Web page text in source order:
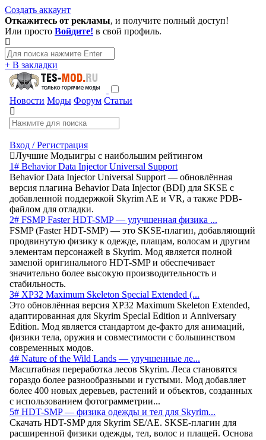
Создать аккаунт
Откажитесь от рекламы, и получите полный доступ!
Или просто Войдите! в свой профиль.
+ В закладки
Новости Моды Форум Статьи
Вход / Регистрация
Лучшие Модыигры с наибольшим рейтингом
1# Behavior Data Injector Universal Support
Behavior Data Injector Universal Support — обновлённая
версия плагина Behavior Data Injector (BDI) для SKSE с
добавленной поддержкой Skyrim AE и VR, а также PDB-
файлом для отладки.
2# FSMP Faster HDT-SMP — улучшенная физика ...
FSMP (Faster HDT-SMP) — это SKSE-плагин, добавляющий
продвинутую физику к одежде, плащам, волосам и другим
элементам персонажей в Skyrim. Мод является полной
заменой оригинального HDT-SMP и обеспечивает
значительно более высокую производительность и
стабильность.
3# XP32 Maximum Skeleton Special Extended (...
Это обновлённая версия XP32 Maximum Skeleton Extended,
адаптированная для Skyrim Special Edition и Anniversary
Edition. Мод является стандартом де-факто для анимаций,
физики тела, оружия и совместимости с большинством
современных модов.
4# Nature of the Wild Lands — улучшенные ле...
Масштабная переработка лесов Skyrim. Леса становятся
гораздо более разнообразными и густыми. Мод добавляет
более 400 новых деревьев, растений и объектов, созданных
с использованием фотограмметрии...
5# HDT-SMP — физика одежды и тел для Skyrim...
Скачать HDT-SMP для Skyrim SE/AE. SKSE-плагин для
расширенной физики одежды, тел, волос и плащей. Основа